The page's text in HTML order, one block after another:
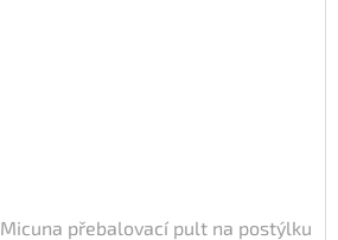
Micuna přebalovací pult na postýlku